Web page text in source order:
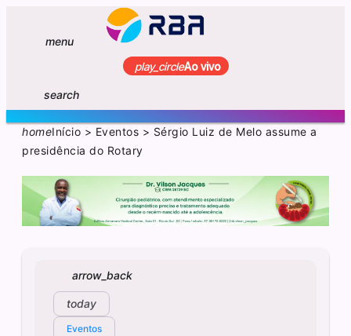
menu
play_circleAo vivo
search
homeInício > Eventos > Sérgio Luiz de Melo assume a
presidência do Rotary
arrow_back
today
Eventos